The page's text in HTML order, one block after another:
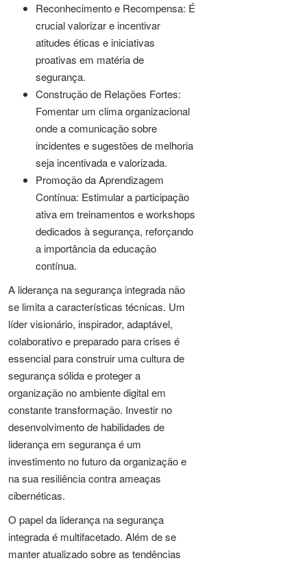
Reconhecimento e Recompensa: É
crucial valorizar e incentivar
atitudes éticas e iniciativas
proativas em matéria de
segurança.
Construção de Relações Fortes:
Fomentar um clima organizacional
onde a comunicação sobre
incidentes e sugestões de melhoria
seja incentivada e valorizada.
Promoção da Aprendizagem
Contínua: Estimular a participação
ativa em treinamentos e workshops
dedicados à segurança, reforçando
a importância da educação
contínua.
A liderança na segurança integrada não
se limita a características técnicas. Um
líder visionário, inspirador, adaptável,
colaborativo e preparado para crises é
essencial para construir uma cultura de
segurança sólida e proteger a
organização no ambiente digital em
constante transformação. Investir no
desenvolvimento de habilidades de
liderança em segurança é um
investimento no futuro da organização e
na sua resiliência contra ameaças
cibernéticas.
O papel da liderança na segurança
integrada é multifacetado. Além de se
manter atualizado sobre as tendências